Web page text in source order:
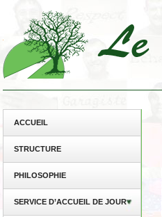
ACCUEIL
STRUCTURE
PHILOSOPHIE
SERVICE D’ACCUEIL DE JOUR